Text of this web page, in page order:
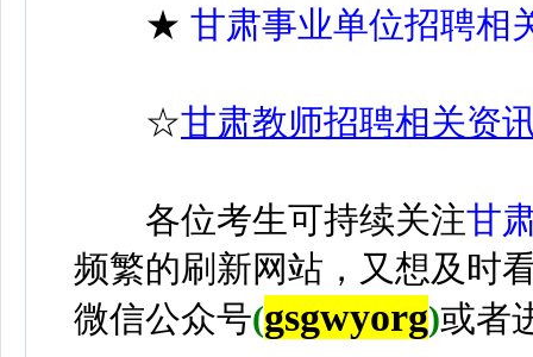
★ 甘肃事业单位招聘相
☆甘肃教师招聘相关资
各位考生可持续关注甘
频繁的刷新网站，又想及时
微信公众号(gsgwyorg)或者